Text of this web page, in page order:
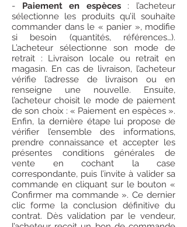
- Paiement en espèces: l’acheteur
sélectionne les produits qu’il souhaite
commander dans le « panier », modifie
si besoin (quantités, références…).
L’acheteur sélectionne son mode de
retrait : Livraison locale ou retrait en
magasin. En cas de livraison, l’acheteur
vérifie l’adresse de livraison ou en
renseigne une nouvelle. Ensuite,
l’acheteur choisit le mode de paiement
de son choix : « Paiement en espèces ».
Enfin, la dernière étape lui propose de
vérifier l’ensemble des informations,
prendre connaissance et accepter les
présentes conditions générales de
vente en cochant la case
correspondante, puis l’invite à valider sa
commande en cliquant sur le bouton «
Confirmer ma commande ». Ce dernier
clic forme la conclusion définitive du
contrat. Dès validation par le vendeur,